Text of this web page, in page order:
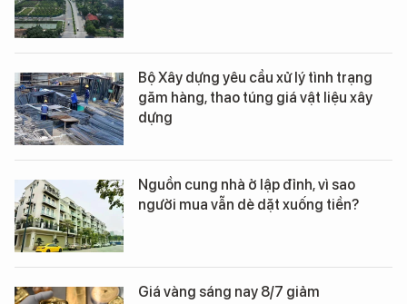
Bộ Xây dựng yêu cầu xử lý tình trạng
găm hàng, thao túng giá vật liệu xây
dựng
Nguồn cung nhà ở lập đỉnh, vì sao
người mua vẫn dè dặt xuống tiền?
Giá vàng sáng nay 8/7 giảm